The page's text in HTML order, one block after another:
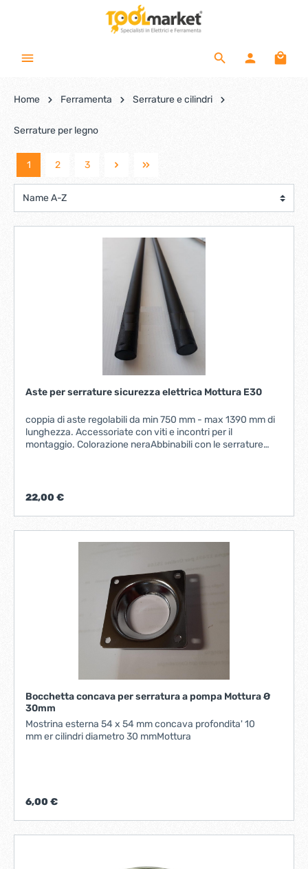
Home Ferramenta Serrature e cilindri
Serrature per legno
1 2 3
Aste per serrature sicurezza elettrica Mottura E30
coppia di aste regolabili da min 750 mm - max 1390 mm di
lunghezza. Accessoriate con viti e incontri per il
montaggio. Colorazione neraAbbinabili con le serrature
22,00 €
Bocchetta concava per serratura a pompa Mottura Ø
30mm
Mostrina esterna 54 x 54 mm concava profondita' 10
mm er cilindri diametro 30 mmMottura
6,00 €